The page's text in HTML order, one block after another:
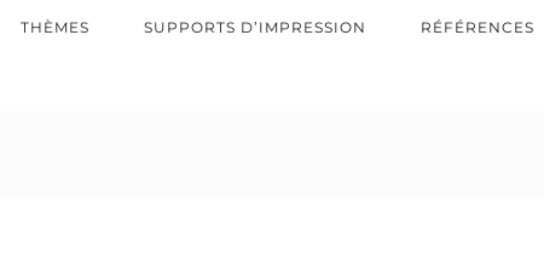
THÈMES SUPPORTS D’IMPRESSION RÉFÉRENCES